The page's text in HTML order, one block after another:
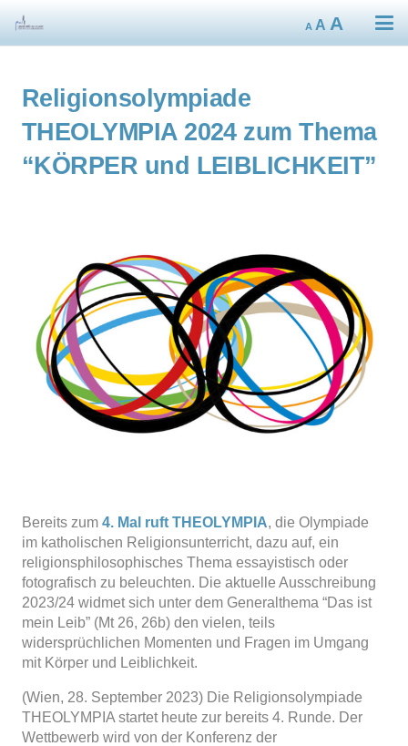
A
Decrease
font
size.
A Reset
A
font
Religionsolympiade
THEOLYMPIA 2024 zum Thema
“KÖRPER und LEIBLICHKEIT”
Bereits zum 4. Mal ruft THEOLYMPIA, die Olympiade
im katholischen Religionsunterricht, dazu auf, ein
religionsphilosophisches Thema essayistisch oder
fotografisch zu beleuchten. Die aktuelle Ausschreibung
2023/24 widmet sich unter dem Generalthema “Das ist
mein Leib” (Mt 26, 26b) den vielen, teils
widersprüchlichen Momenten und Fragen im Umgang
mit Körper und Leiblichkeit.
(Wien, 28. September 2023) Die Religionsolympiade
THEOLYMPIA startet heute zur bereits 4. Runde. Der
Wettbewerb wird von der Konferenz der